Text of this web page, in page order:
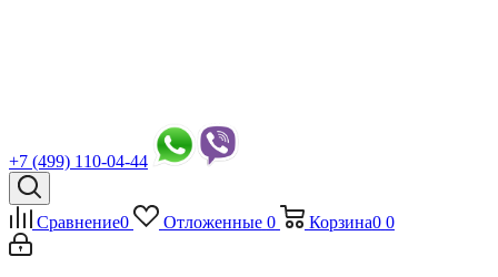
+7 (499) 110-04-44
Сравнение0 Отложенные 0 Корзина0 0